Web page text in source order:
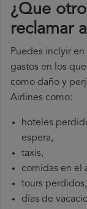
¿Que
reclamar
Puedes inclyir en
gastos en los
como daño y
Airlines como:
hoteles
espera,
taxis,
comidas en el
tours perdidos,
días de